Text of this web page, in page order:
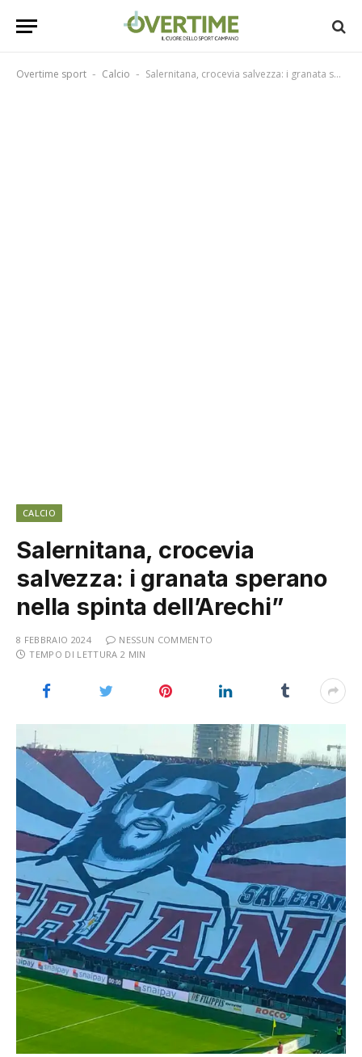
Overtime sport - Calcio - Salernitana, crocevia salvezza: i granata sperano nella spinta dell’Arechi”
CALCIO
Salernitana, crocevia
salvezza: i granata sperano
nella spinta dell’Arechi”
8 FEBBRAIO 2024
NESSUN COMMENTO
TEMPO DI LETTURA 2 MIN